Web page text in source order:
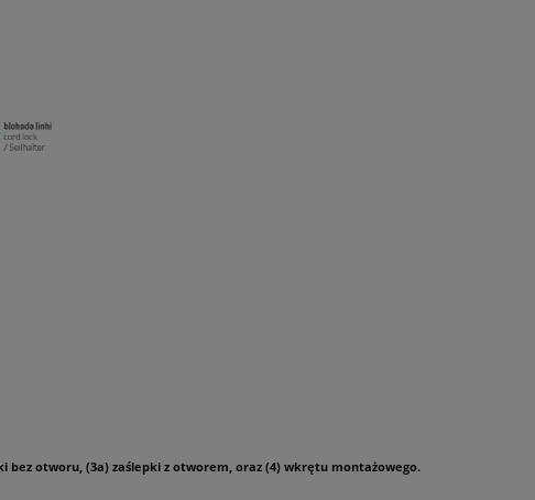
bez otworu, (3a) zaślepki z otworem, oraz (4) wkrętu montażowego.